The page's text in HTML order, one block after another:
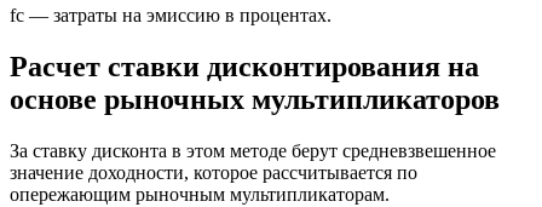
fc — затраты на эмиссию в процентах.
Расчет ставки дисконтирования на
основе рыночных мультипликаторов
За ставку дисконта в этом методе берут средневзвешенное
значение доходности, которое рассчитывается по
опережающим рыночным мультипликаторам.